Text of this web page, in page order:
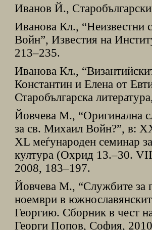
Иванов Й.,
Иванова Кл.,
Войн”, Известия на
213–235.
Иванова Кл.,
Константин и Елена от
Старобългарска
Йовчева М., “Оригинална
за св. Михаил Войн?”, в:
ХL меѓународен семинар
култура (Охрид 13.–30.
2008, 183–197.
Йовчева М., “Службите за
ноември в
Георгию. Сборник в чест
Георги Попов, София,